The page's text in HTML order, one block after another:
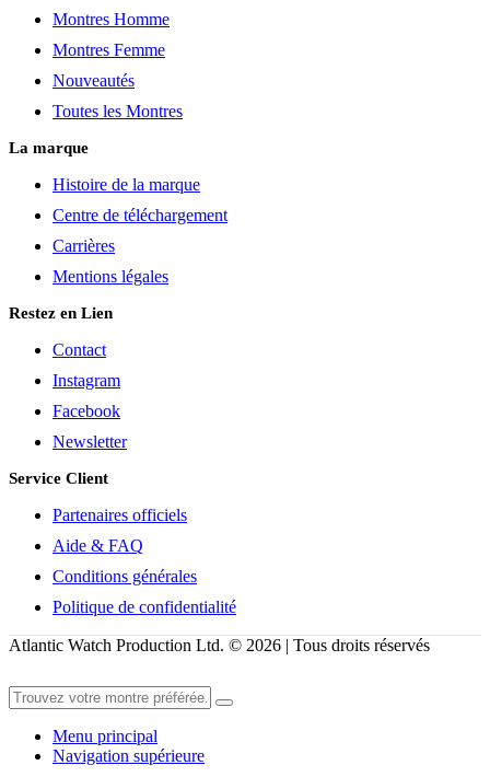
Montres Homme
Montres Femme
Nouveautés
Toutes les Montres
La marque
Histoire de la marque
Centre de téléchargement
Carrières
Mentions légales
Restez en Lien
Contact
Instagram
Facebook
Newsletter
Service Client
Partenaires officiels
Aide & FAQ
Conditions générales
Politique de confidentialité
Atlantic Watch Production Ltd. © 2026 | Tous droits réservés
Menu principal
Navigation supérieure